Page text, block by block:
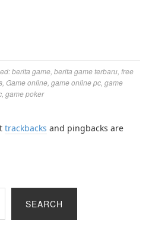
berita game berita game terbaru free
Game online game online pc game
game poker
trackbacks and pingbacks are
SEARCH